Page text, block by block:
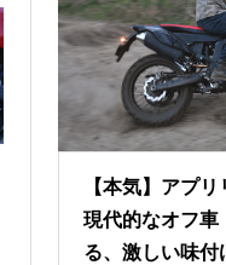
【本気】アプ
現代的なオフ車
る、激しい味付